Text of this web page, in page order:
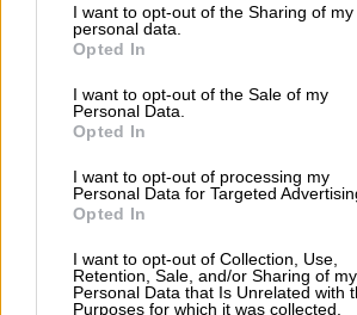
not limited to your visit or usage
grant or deny consent to Google and its
use your data for below specified
consent section.
I want to opt-out of the Sharing of my
personal data.
Opted In
I want to opt-out of the Sale of my
Personal Data.
Opted In
I want to opt-out of processing my
Personal Data for Targeted
Opted In
I want to opt-out of Collection, Use,
Retention, Sale, and/or Sharing of my
Personal Data that Is Unrelated with
Purposes for which it was collected.
δεοξυριβονουκλεοτιδια
έχουν ήδη τοποθετηθεί από
πολυμεραση κατα τη διάρκεια
αντιγραφής
Β. Το κάθε πρωταρχικό τμήμα
μήκος 4 νουκλεοτιδι?ων
Γ. Υπάρχει μόνο μια ΘΕΑ που
Σε αυτήν την περίπτωση η ΘΕΑ